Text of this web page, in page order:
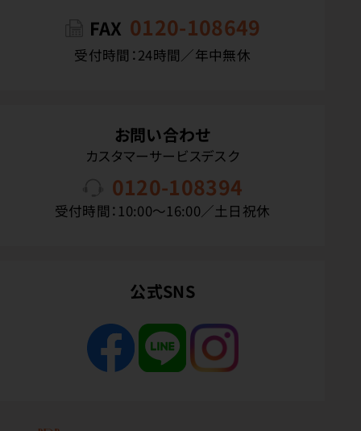
FAX 0120-108649
受付時間：24時間／年中無休
お問い合わせ
カスタマーサービスデスク
0120-108394
受付時間：10:00〜16:00／土日祝休
公式SNS